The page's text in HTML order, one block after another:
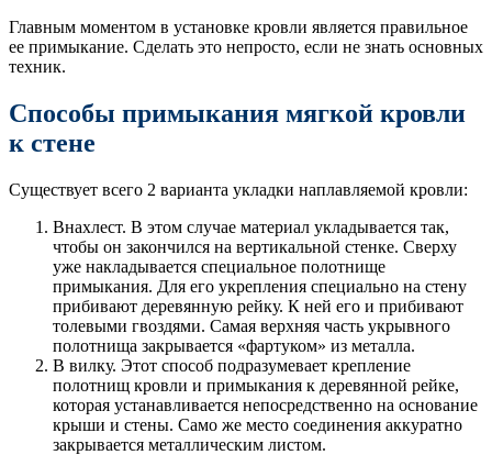
Главным моментом в установке кровли является правильное
ее примыкание. Сделать это непросто, если не знать основных
техник.
Способы примыкания мягкой кровли
к стене
Существует всего 2 варианта укладки наплавляемой кровли:
Внахлест. В этом случае материал укладывается так,
чтобы он закончился на вертикальной стенке. Сверху
уже накладывается специальное полотнище
примыкания. Для его укрепления специально на стену
прибивают деревянную рейку. К ней его и прибивают
толевыми гвоздями. Самая верхняя часть укрывного
полотнища закрывается «фартуком» из металла.
В вилку. Этот способ подразумевает крепление
полотнищ кровли и примыкания к деревянной рейке,
которая устанавливается непосредственно на основание
крыши и стены. Само же место соединения аккуратно
закрывается металлическим листом.